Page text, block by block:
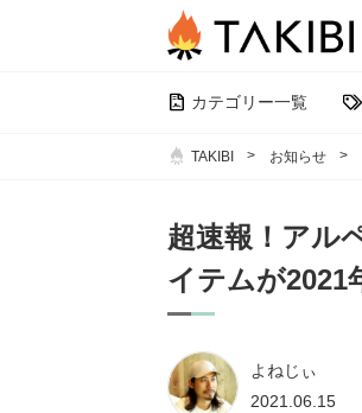
カテゴリー一覧
TAKIBI お知らせ
超速報！アル
イテムが2021
よねじぃ
2021.06.15